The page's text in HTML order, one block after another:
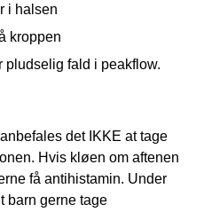
i halsen
kroppen
pludselig fald i peakflow.
det IKKE at tage
Hvis kløen om aftenen
få antihistamin. Under
barn gerne tage